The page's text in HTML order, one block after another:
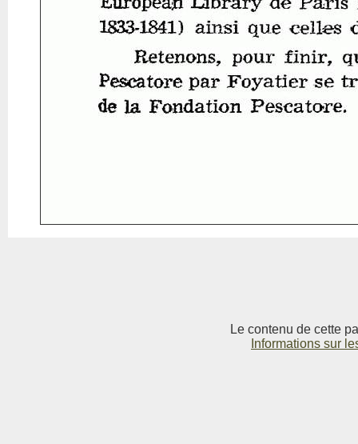
Le contenu de cette
Informations sur